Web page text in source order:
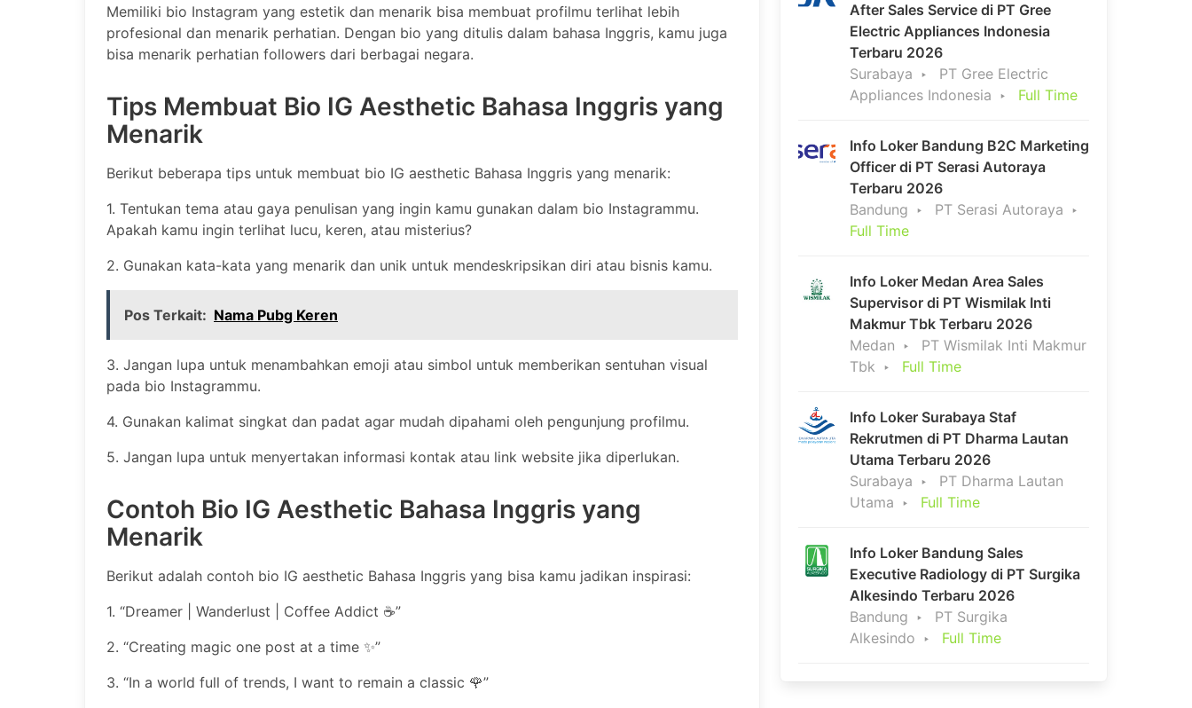
Memiliki bio Instagram yang estetik dan menarik bisa membuat profilmu terlihat lebih
profesional dan menarik perhatian. Dengan bio yang ditulis dalam bahasa Inggris, kamu juga
bisa menarik perhatian followers dari berbagai negara.
Tips Membuat Bio IG Aesthetic Bahasa Inggris yang
Menarik
Berikut beberapa tips untuk membuat bio IG aesthetic Bahasa Inggris yang menarik:
1. Tentukan tema atau gaya penulisan yang ingin kamu gunakan dalam bio Instagrammu.
Apakah kamu ingin terlihat lucu, keren, atau misterius?
2. Gunakan kata-kata yang menarik dan unik untuk mendeskripsikan diri atau bisnis kamu.
Pos Terkait: Nama Pubg Keren
3. Jangan lupa untuk menambahkan emoji atau simbol untuk memberikan sentuhan visual
pada bio Instagrammu.
4. Gunakan kalimat singkat dan padat agar mudah dipahami oleh pengunjung profilmu.
5. Jangan lupa untuk menyertakan informasi kontak atau link website jika diperlukan.
Contoh Bio IG Aesthetic Bahasa Inggris yang
Menarik
Berikut adalah contoh bio IG aesthetic Bahasa Inggris yang bisa kamu jadikan inspirasi:
1. “Dreamer | Wanderlust | Coffee Addict ☕️”
2. “Creating magic one post at a time ✨”
3. “In a world full of trends, I want to remain a classic 🌹”
After Sales Service di PT Gree
Electric Appliances Indonesia
Terbaru 2026
Surabaya
PT Gree Electric
Appliances Indonesia
Full Time
Info Loker Bandung B2C Marketing
Officer di PT Serasi Autoraya
Terbaru 2026
Bandung
PT Serasi Autoraya
Full Time
Info Loker Medan Area Sales
Supervisor di PT Wismilak Inti
Makmur Tbk Terbaru 2026
Medan
PT Wismilak Inti Makmur
Tbk
Full Time
Info Loker Surabaya Staf
Rekrutmen di PT Dharma Lautan
Utama Terbaru 2026
Surabaya
PT Dharma Lautan
Utama
Full Time
Info Loker Bandung Sales
Executive Radiology di PT Surgika
Alkesindo Terbaru 2026
Bandung
PT Surgika
Alkesindo
Full Time